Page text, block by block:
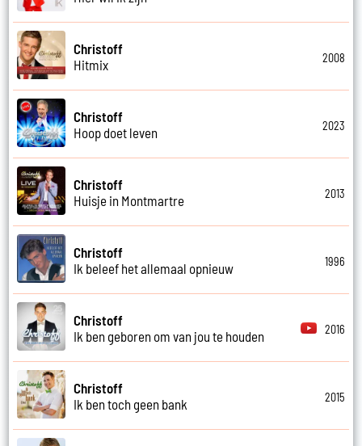
Christoff
Hitmix
2008
Christoff
Hoop doet leven
2023
Christoff
Huisje in Montmartre
2013
Christoff
Ik beleef het allemaal opnieuw
1996
Christoff
Ik ben geboren om van jou te houden
2016
Christoff
Ik ben toch geen bank
2015